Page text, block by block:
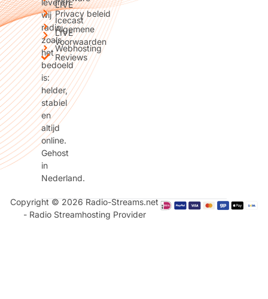
wij
radio
zoals
het
bedoeld
is:
helder,
stabiel
en
altijd
online.
Gehost
in
Nederland.
LIVE
Icecast
LIVE
Webhosting
Privacy beleid
Algemene
voorwaarden
Reviews
Copyright © 2026 Radio-Streams.net
- Radio Streamhosting Provider